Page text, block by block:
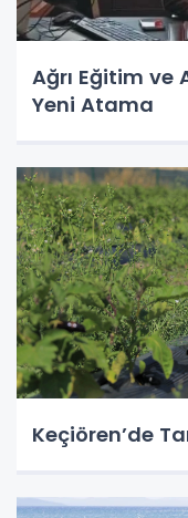
Ağrı Eğitim ve
Yeni Atama
Keçiören’de